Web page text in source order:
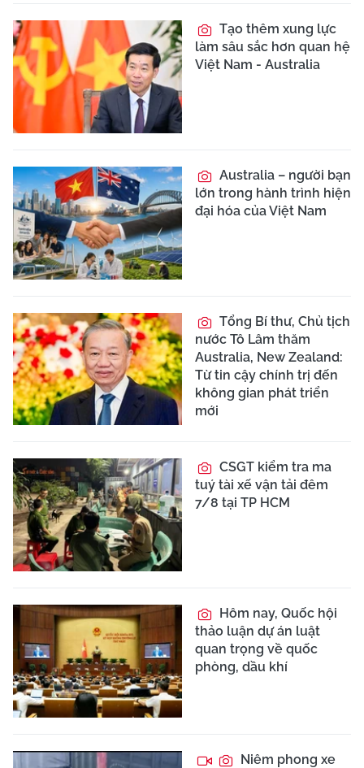
Tạo thêm xung lực
làm sâu sắc hơn quan hệ
Việt Nam - Australia
Australia – người bạn
lớn trong hành trình hiện
đại hóa của Việt Nam
Tổng Bí thư, Chủ tịch
nước Tô Lâm thăm
Australia, New Zealand:
Từ tin cậy chính trị đến
không gian phát triển
mới
CSGT kiểm tra ma
tuý tài xế vận tải đêm
7/8 tại TP HCM
Hôm nay, Quốc hội
thảo luận dự án luật
quan trọng về quốc
phòng, dầu khí
Niêm phong xe